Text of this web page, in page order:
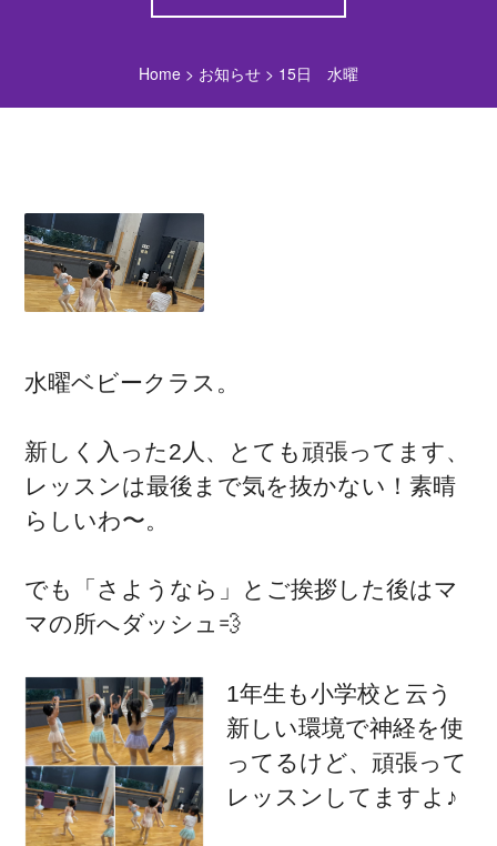
Home> お知らせ> 15日 水曜
水曜ベビークラス。
新しく入った2人、とても頑張ってます、
レッスンは最後まで気を抜かない！素晴
らしいわ〜。
でも「さようなら」とご挨拶した後はマ
マの所へダッシュ💨
1年生も小学校と云う
新しい環境で神経を使
ってるけど、頑張って
レッスンしてますよ♪